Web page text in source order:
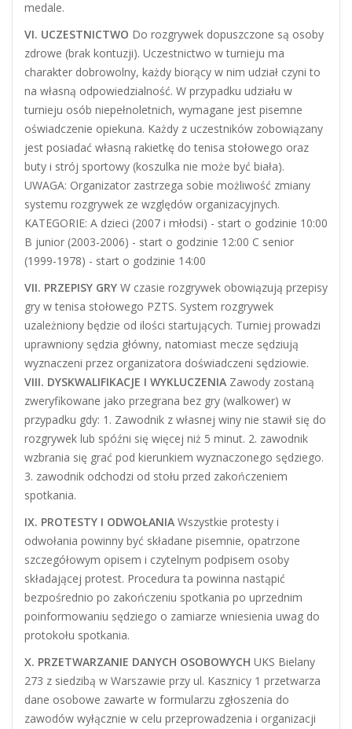
medale.
VI. UCZESTNICTWO Do rozgrywek dopuszczone są osoby
zdrowe (brak kontuzji). Uczestnictwo w turnieju ma
charakter dobrowolny, każdy biorący w nim udział czyni to
na własną odpowiedzialność. W przypadku udziału w
turnieju osób niepełnoletnich, wymagane jest pisemne
oświadczenie opiekuna. Każdy z uczestników zobowiązany
jest posiadać własną rakietkę do tenisa stołowego oraz
buty i strój sportowy (koszulka nie może być biała).
UWAGA: Organizator zastrzega sobie możliwość zmiany
systemu rozgrywek ze względów organizacyjnych.
KATEGORIE: A dzieci (2007 i młodsi) - start o godzinie 10:00
B junior (2003-2006) - start o godzinie 12:00 C senior
(1999-1978) - start o godzinie 14:00
VII. PRZEPISY GRY W czasie rozgrywek obowiązują przepisy
gry w tenisa stołowego PZTS. System rozgrywek
uzależniony będzie od ilości startujących. Turniej prowadzi
uprawniony sędzia główny, natomiast mecze sędziują
wyznaczeni przez organizatora doświadczeni sędziowie.
VIII. DYSKWALIFIKACJE I WYKLUCZENIA Zawody zostaną
zweryfikowane jako przegrana bez gry (walkower) w
przypadku gdy: 1. Zawodnik z własnej winy nie stawił się do
rozgrywek lub spóźni się więcej niż 5 minut. 2. zawodnik
wzbrania się grać pod kierunkiem wyznaczonego sędziego.
3. zawodnik odchodzi od stołu przed zakończeniem
spotkania.
IX. PROTESTY I ODWOŁANIA Wszystkie protesty i
odwołania powinny być składane pisemnie, opatrzone
szczegółowym opisem i czytelnym podpisem osoby
składającej protest. Procedura ta powinna nastąpić
bezpośrednio po zakończeniu spotkania po uprzednim
poinformowaniu sędziego o zamiarze wniesienia uwag do
protokołu spotkania.
X. PRZETWARZANIE DANYCH OSOBOWYCH UKS Bielany
273 z siedzibą w Warszawie przy ul. Kasznicy 1 przetwarza
dane osobowe zawarte w formularzu zgłoszenia do
zawodów wyłącznie w celu przeprowadzenia i organizacji